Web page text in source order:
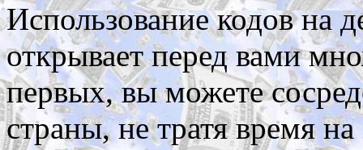
Использование кодов на
открывает перед вами
первых, вы можете
страны, не тратя время